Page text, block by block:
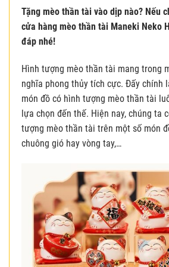
Tặng mèo thần tài vào dịp nào? Nếu
cửa hàng mèo thần tài Maneki Neko
đáp nhé!
Hình tượng mèo thần tài mang trong
nghĩa phong thủy tích cực. Đấy chính
món đồ có hình tượng mèo thần tài
lựa chọn đến thế. Hiện nay, chúng ta
tượng mèo thần tài trên một số món
chuông gió hay vòng tay,…